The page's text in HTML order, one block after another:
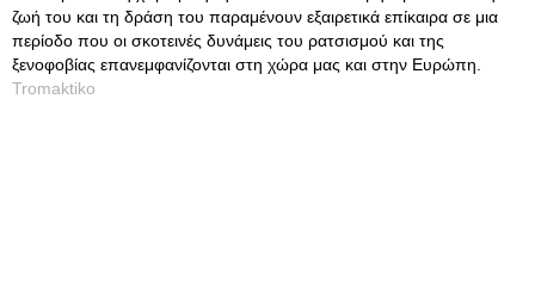
ζωή του και τη δράση του παραμένουν εξαιρετικά επίκαιρα σε μια
περίοδο που οι σκοτεινές δυνάμεις του ρατσισμού και της
ξενοφοβίας επανεμφανίζονται στη χώρα μας και στην Ευρώπη.
Tromaktiko